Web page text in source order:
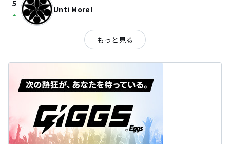
5
arrow_drop_up Unti Morel
もっと見る